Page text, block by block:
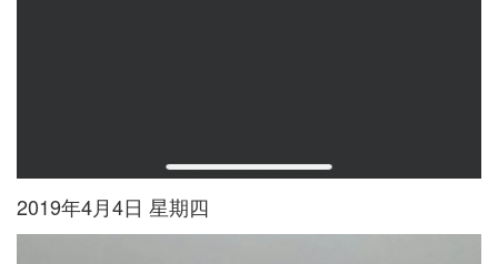
2019年4月4日 星期四